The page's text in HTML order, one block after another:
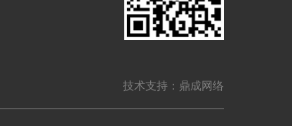
技术支持：鼎成网络